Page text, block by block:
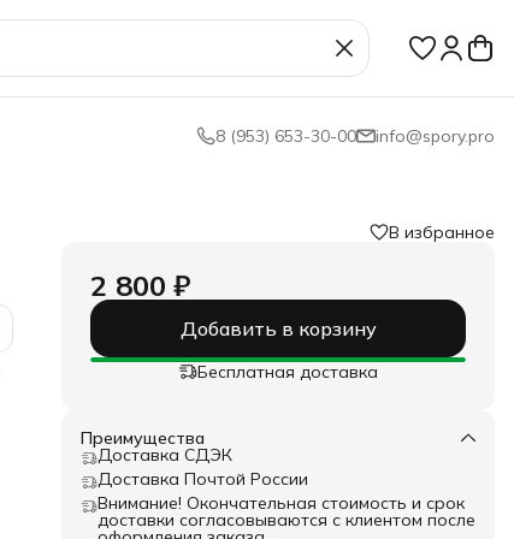
8 (953) 653-30-00 info@spory.pro
В избранное
2 800 ₽
Добавить в корзину
Бесплатная доставка
Преимущества
Доставка СДЭК
Доставка Почтой России
Внимание! Окончательная стоимость и срок
доставки согласовываются с клиентом после